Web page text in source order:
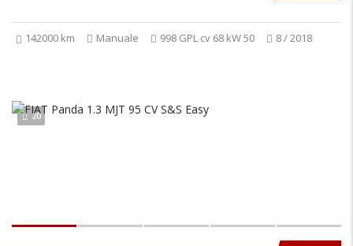
142000 km Manuale 998 GPL cv 68 kW 50 8 / 2018
20